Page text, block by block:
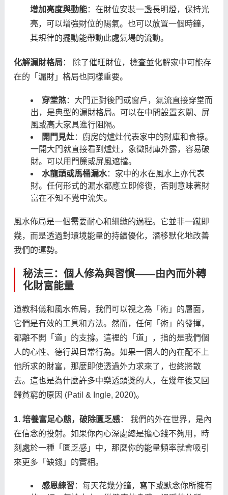
增加亮度與動能：在財位安裝一盞長明燈，保持光
亮，可以增強財位的陽氣。也可以放置一個時鐘，
其規律的擺動能帶動此處氣場的流動。
化解漏財格局： 除了催旺財位，檢查並化解家中可能存
在的「漏財」格局也同樣重要。
穿堂煞：大門正對後門或窗戶，氣流直接穿堂而
出，是典型的漏財格局。可以在中間設置玄關、屏
風或高大家具進行阻隔。
開門見灶：廚房的爐灶代表家中的財庫和食祿。
一開大門就直接看到爐灶，象徵財庫外露，容易破
財。可以用門簾或屏風遮擋。
水龍頭或馬桶漏水：家中的水在風水上亦代表
財。任何形式的漏水都應立即修復，否則意味著財
富在不知不覺中流失。
風水佈局是一個需要耐心和細緻的過程。它並非一蹴即
幾，而是透過對環境能量的持續優化，潛移默化地改善
我們的運勢。
秘法三：個人修為與習慣——由內而外轉
化財富能量
道教科儀和風水佈局，我們可以視之為「術」的層面，
它們是有效的工具和方法。然而，任何「術」的發揮，
都離不開「道」的支撐。這裡的「道」，指的是我們個
人的心性、德行與日常行為。如果一個人的內在配不上
他所求的財富，那麼即使透過外力求來了，也終將散
去。這也是為什麼許多中樂透頭獎的人，在幾年後又回
歸貧窮的原因 (Patil & Ingle, 2020)。
1. 培養富足心態，破除匱乏感： 我們的外在世界，是內
在信念的投射。如果你內心深處總是擔心錢不夠用，時
刻處於一種「匱乏感」中，那麼你的能量頻率就會吸引
來更多「缺錢」的實相。
感恩練習 ：每天花幾分鐘，寫下或默念你所擁有